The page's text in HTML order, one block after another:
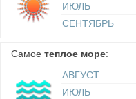
ИЮЛЬ
СЕНТЯБРЬ
Самое теплое море:
АВГУСТ
ИЮЛЬ